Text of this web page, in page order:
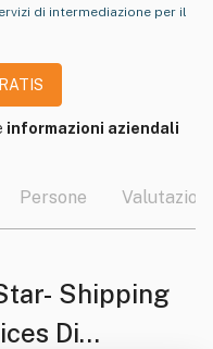
di intermediazione per il
informazioni aziendali
Persone Valutazioni
Shipping
Di